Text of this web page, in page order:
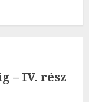
– IV. rész